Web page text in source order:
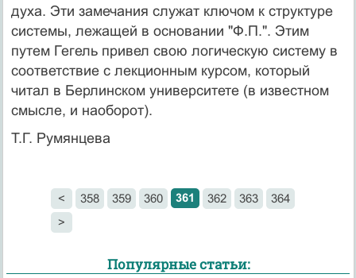
духа. Эти замечания служат ключом к структуре
системы, лежащей в основании "Ф.П.". Этим
путем Гегель при­вел свою логическую систему в
соответствие с лекци­онным курсом, который
читал в Берлинском универси­тете (в известном
смысле, и наоборот).
Т.Г. Румянцева
< 358 359 360 361 362 363
364
>
Популярные статьи: